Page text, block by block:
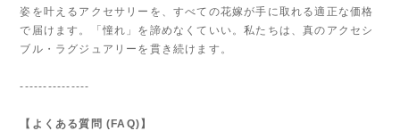
姿を叶えるアクセサリーを、すべての花嫁が手に取れる適正な価格
で届けます。「憧れ」を諦めなくていい。私たちは、真のアクセシ
ブル・ラグジュアリーを貫き続けます。
---------------
【よくある質問 (FAQ)】